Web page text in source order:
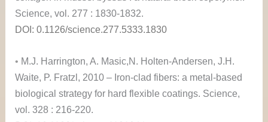
Science, vol. 277 : 1830-1832.
DOI: 0.1126/science.277.5333.1830
• M.J. Harrington, A. Masic,N. Holten-Andersen, J.H.
Waite, P. Fratzl, 2010 – Iron-clad fibers: a metal-based
biological strategy for hard flexible coatings. Science,
vol. 328 : 216-220.